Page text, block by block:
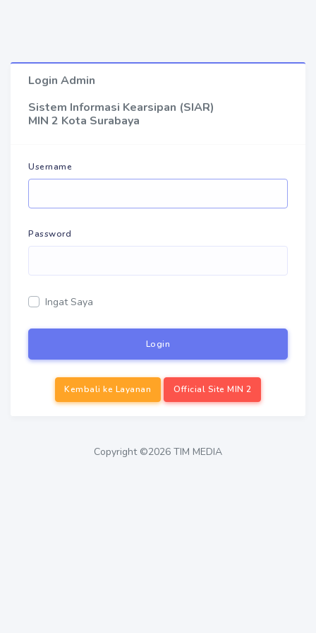
Login Admin
Sistem Informasi Kearsipan (SIAR)
MIN 2 Kota Surabaya
Username
Password
Ingat Saya
Login
Kembali ke Layanan Official Site MIN 2
Copyright ©2026 TIM MEDIA